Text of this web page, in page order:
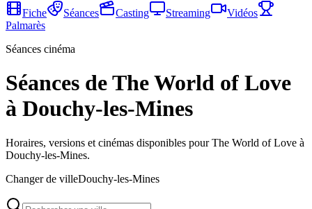
Fiche
Séances Casting Streaming
Vidéos
Palmarès
Séances cinéma
Séances de The World of Love
à Douchy-les-Mines
Horaires, versions et cinémas disponibles pour The World of Love à
Douchy-les-Mines.
Changer de villeDouchy-les-Mines